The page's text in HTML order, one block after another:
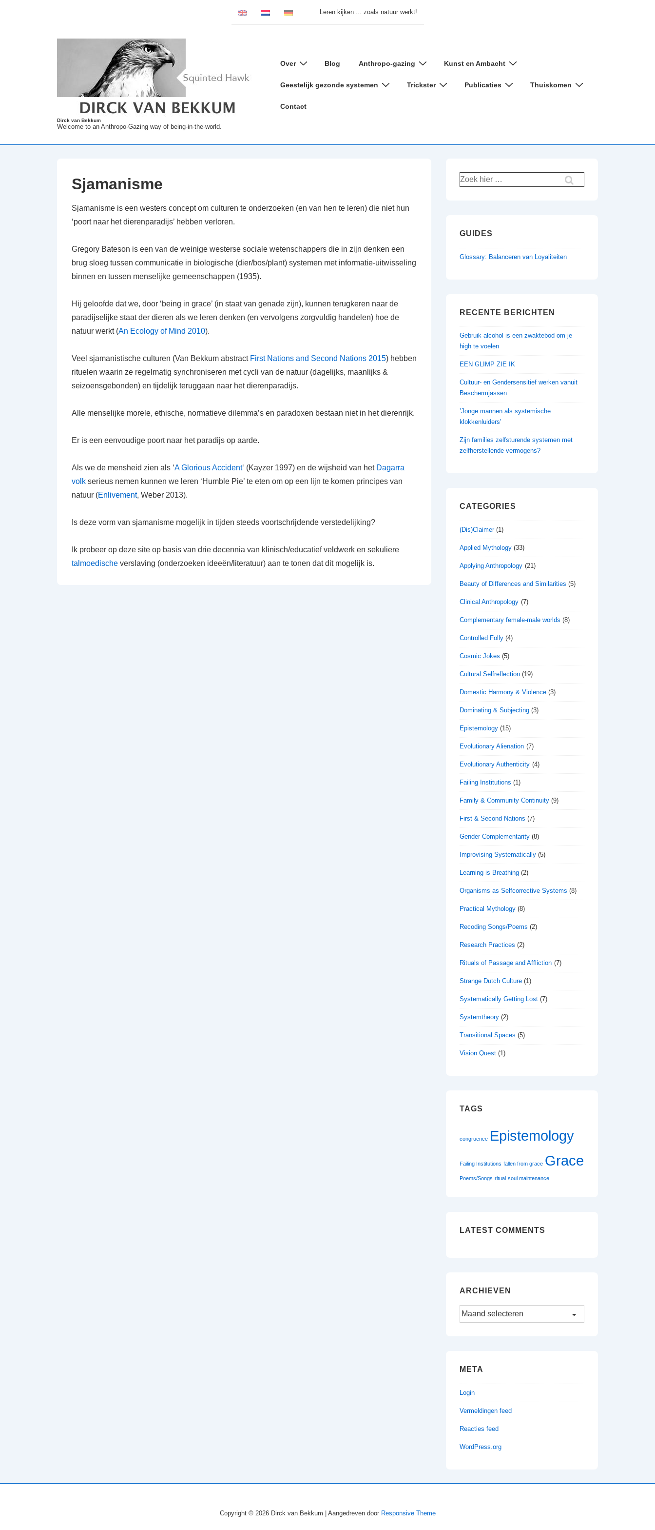
Leren kijken ... zoals natuur werkt!
Dirck van Bekkum
Welcome to an Anthropo-Gazing way of being-in-the-world.
HoofdOver Blog Anthropo-gazing Kunst en Ambacht
Geestelijk gezonde systemen Trickster Publicaties Thuiskomen
Contact
Sjamanisme
Sjamanisme is een westers concept om culturen te onderzoeken (en van hen te leren) die niet hun
‘poort naar het dierenparadijs’ hebben verloren.
Gregory Bateson is een van de weinige westerse sociale wetenschappers die in zijn denken een
brug sloeg tussen communicatie in biologische (dier/bos/plant) systemen met informatie-uitwisseling
binnen en tussen menselijke gemeenschappen (1935).
Hij geloofde dat we, door ‘being in grace’ (in staat van genade zijn), kunnen terugkeren naar de
paradijselijke staat der dieren als we leren denken (en vervolgens zorgvuldig handelen) hoe de
natuur werkt (An Ecology of Mind 2010).
Veel sjamanistische culturen (Van Bekkum abstract First Nations and Second Nations 2015) hebben
rituelen waarin ze regelmatig synchroniseren met cycli van de natuur (dagelijks, maanlijks &
seizoensgebonden) en tijdelijk teruggaan naar het dierenparadijs.
Alle menselijke morele, ethische, normatieve dilemma’s en paradoxen bestaan niet in het dierenrijk.
Er is een eenvoudige poort naar het paradijs op aarde.
Als we de mensheid zien als ‘A Glorious Accident‘ (Kayzer 1997) en de wijsheid van het Dagarra
volk serieus nemen kunnen we leren ‘Humble Pie’ te eten om op een lijn te komen principes van
natuur (Enlivement, Weber 2013).
Is deze vorm van sjamanisme mogelijk in tijden steeds voortschrijdende verstedelijking?
Ik probeer op deze site op basis van drie decennia van klinisch/educatief veldwerk en sekuliere
talmoedische verslaving (onderzoeken ideeën/literatuur) aan te tonen dat dit mogelijk is.
Zoek
naar:
GUIDES
Glossary: Balanceren van Loyaliteiten
RECENTE BERICHTEN
Gebruik alcohol is een zwaktebod om je
high te voelen
EEN GLIMP ZIE IK
Cultuur- en Gendersensitief werken vanuit
Beschermjassen
’Jonge mannen als systemische
klokkenluiders'
Zijn families zelfsturende systemen met
zelfherstellende vermogens?
CATEGORIES
(Dis)Claimer(1)
Applied Mythology (33)
Applying Anthropology (21)
Beauty of Differences and Similarities (5)
Clinical Anthropology (7)
Complementary female-male worlds (8)
Controlled Folly (4)
Cosmic Jokes (5)
Cultural Selfreflection (19)
Domestic Harmony & Violence (3)
Dominating & Subjecting (3)
Epistemology (15)
Evolutionary Alienation (7)
Evolutionary Authenticity (4)
Failing Institutions (1)
Family & Community Continuity (9)
First & Second Nations (7)
Gender Complementarity (8)
Improvising Systematically (5)
Learning is Breathing (2)
Organisms as Selfcorrective Systems (8)
Practical Mythology (8)
Recoding Songs/Poems (2)
Research Practices (2)
Rituals of Passage and Affliction (7)
Strange Dutch Culture (1)
Systematically Getting Lost (7)
Systemtheory (2)
Transitional Spaces (5)
Vision Quest (1)
TAGS
congruence Epistemology
Failing Institutions fallen from grace Grace
Poems/Songs ritual soul maintenance
LATEST COMMENTS
ARCHIEVEN
Archieven
META
Login
Vermeldingen feed
Reacties feed
WordPress.org
Copyright © 2026 Dirck van Bekkum | Aangedreven door Responsive Theme